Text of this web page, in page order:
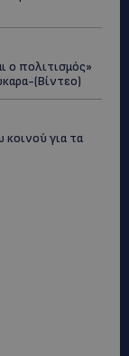
ο πολιτισμός»
(Βίντεο)
για τα